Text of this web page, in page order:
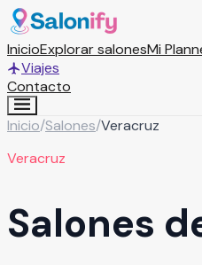
InicioExplorar salonesMi
Viajes
Contacto
Inicio/Salones/Veracruz
Veracruz
Salones